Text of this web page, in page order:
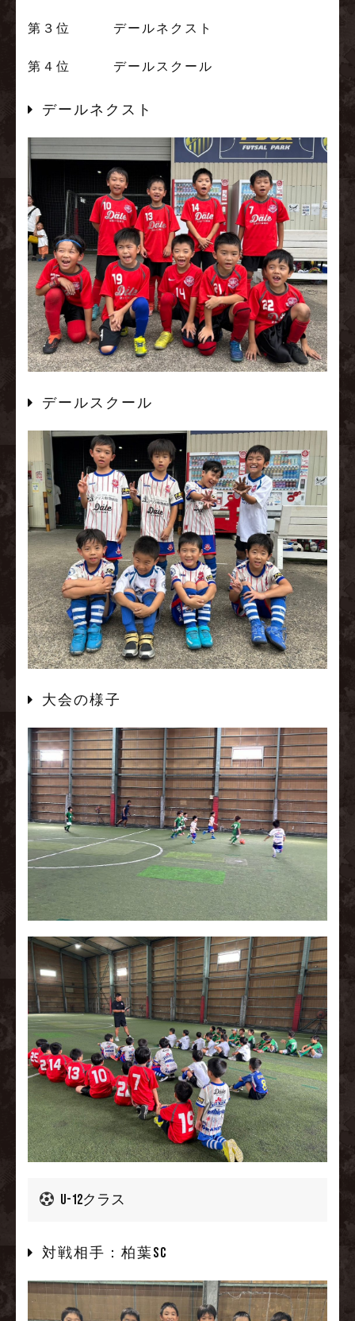
第３位 デールネクスト
第４位 デールスクール
デールネクスト
デールスクール
大会の様子
U-12クラス
対戦相手：柏葉SC